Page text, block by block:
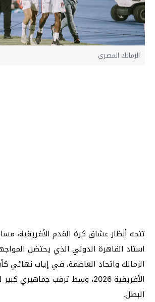
الزمالك المصري
تتجه أنظار عشاق كرة القدم الأفريقية،
استاد القاهرة الدولي الذي يحتضن
الزمالك واتحاد العاصمة، في إياب نهائي
الأفريقية 2026، وسط ترقب جماهيري
البطل.